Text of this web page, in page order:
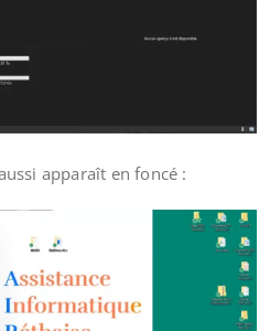
apparaît en foncé :